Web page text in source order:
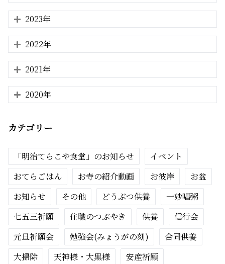
2023年
2022年
2021年
2020年
カテゴリー
「明治てらこや食堂」のお知らせ
イベント
おてらごはん
お寺の紹介動画 お彼岸
お盆
お知らせ
その他 どうぶつ供養
一妙唱粥
七五三祈願
住職のつぶやき 供養
信行会
元旦祈願会
勉強会(みょうがの刻)
合同供養
大掃除
天神様・大黒様
安産祈願